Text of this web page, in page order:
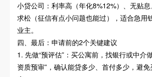
小贷公司：利率高（年化8%12%）、无贴
求松（征信有点小问题也能过），适合急用
业主。
四、最后：申请前的2个关键建议
1. 先做“预评估”：买公寓前，找银行或中介
资质预审”，确认能贷多少、首付多少，避